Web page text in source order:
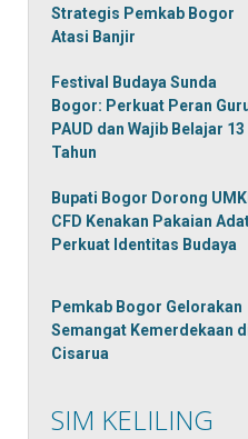
Strategis Pemkab Bogor
Atasi Banjir
Festival Budaya Sunda
Bogor: Perkuat Peran
PAUD dan Wajib Belajar 13
Tahun
Bupati Bogor Dorong
CFD Kenakan Pakaian
Perkuat Identitas Budaya
Pemkab Bogor Gelorakan
Semangat Kemerdekaan
Cisarua
SIM KELILING